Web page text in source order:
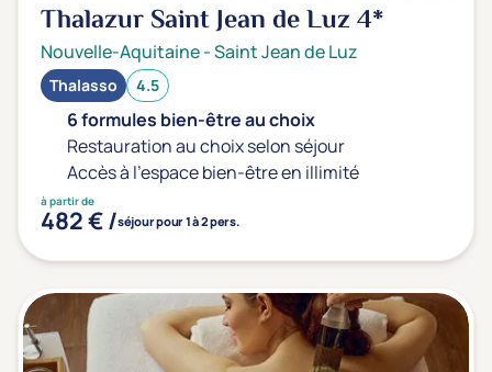
Thalazur Saint Jean de Luz4*
Nouvelle-Aquitaine-Saint Jean de Luz
Thalasso 4.5
6 formules bien-être au choix
Restauration au choix selon séjour
Accès à l'espace bien-être en illimité
à partir de
482 € /séjour pour 1 à 2 pers.